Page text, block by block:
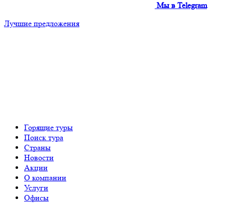
Мы в Telegram
Лучшие предложения
Горящие туры
Поиск тура
Страны
Новости
Акции
О компании
Услуги
Офисы